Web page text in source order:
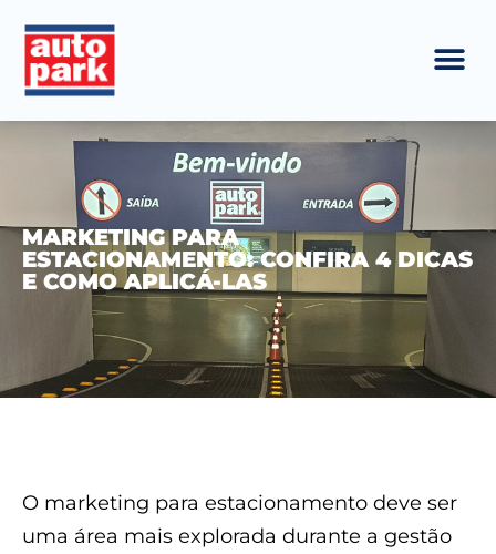
MARKETING PARA
ESTACIONAMENTO: CONFIRA 4 DICAS
E COMO APLICÁ-LAS
O marketing para estacionamento deve ser
uma área mais explorada durante a gestão